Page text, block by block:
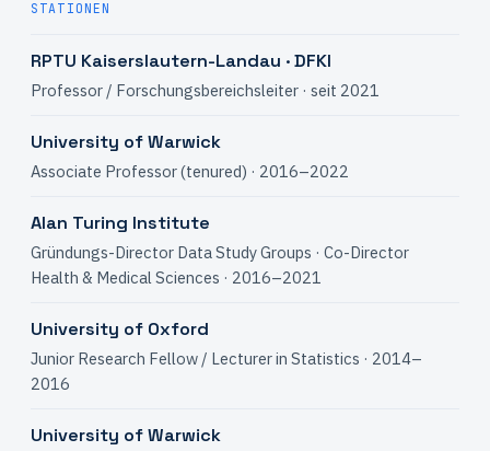
STATIONEN
RPTU Kaiserslautern-Landau · DFKI
Professor / Forschungsbereichsleiter · seit 2021
University of Warwick
Associate Professor (tenured) · 2016–2022
Alan Turing Institute
Gründungs-Director Data Study Groups · Co-Director
Health & Medical Sciences · 2016–2021
University of Oxford
Junior Research Fellow / Lecturer in Statistics · 2014–
2016
University of Warwick